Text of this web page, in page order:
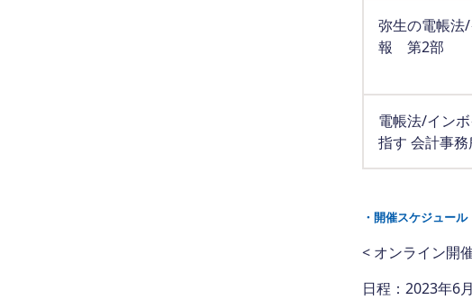
弥生の電帳
報 第2部
電帳法/イン
指す 会計事
・開催スケジュール
< オンライン開
日程：2023年6